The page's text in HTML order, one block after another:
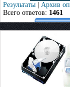
Результаты | Архив
Всего ответов: 1461